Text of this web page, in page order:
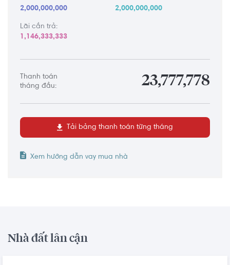
2,000,000,000
2,000,000,000
Lãi cần trả:
1,146,333,333
Thanh toán
tháng đầu:
23,777,778
Tải bảng thanh toán từng tháng
Xem hướng dẫn vay mua nhà
Nhà đất lân cận